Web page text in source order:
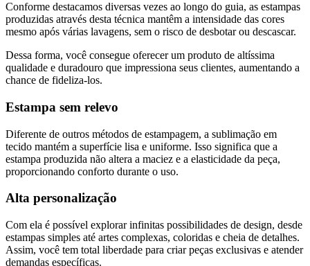
Conforme destacamos diversas vezes ao longo do guia, as estampas
produzidas através desta técnica mantêm a intensidade das cores
mesmo após várias lavagens, sem o risco de desbotar ou descascar.
Dessa forma, você consegue oferecer um produto de altíssima
qualidade e duradouro que impressiona seus clientes, aumentando a
chance de fideliza-los.
Estampa sem relevo
Diferente de outros métodos de estampagem, a sublimação em
tecido mantém a superfície lisa e uniforme. Isso significa que a
estampa produzida não altera a maciez e a elasticidade da peça,
proporcionando conforto durante o uso.
Alta personalização
Com ela é possível explorar infinitas possibilidades de design, desde
estampas simples até artes complexas, coloridas e cheia de detalhes.
Assim, você tem total liberdade para criar peças exclusivas e atender
demandas específicas.